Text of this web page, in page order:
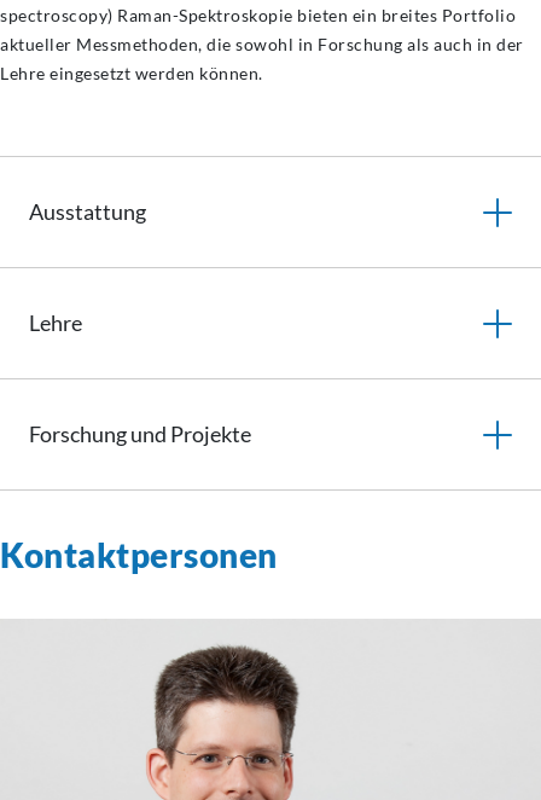
spectroscopy) Raman-Spektroskopie bieten ein breites Portfolio
aktueller Messmethoden, die sowohl in Forschung als auch in der
Lehre eingesetzt werden können.
Ausstattung
Lehre
Forschung und Projekte
Kontaktpersonen